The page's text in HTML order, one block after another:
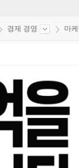
경제 경영 마